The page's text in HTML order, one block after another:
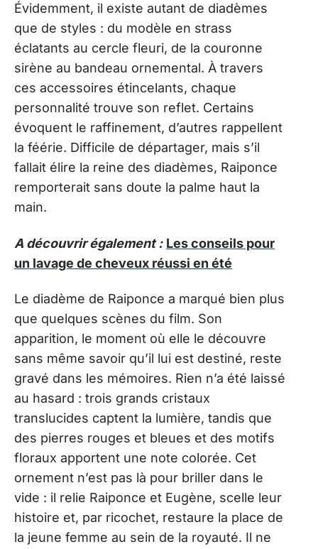
Évidemment, il existe autant de diadèmes
que de styles : du modèle en strass
éclatants au cercle fleuri, de la couronne
sirène au bandeau ornemental. À travers
ces accessoires étincelants, chaque
personnalité trouve son reflet. Certains
évoquent le raffinement, d’autres rappellent
la féérie. Difficile de départager, mais s’il
fallait élire la reine des diadèmes, Raiponce
remporterait sans doute la palme haut la
main.
A découvrir également : Les conseils pour
un lavage de cheveux réussi en été
Le diadème de Raiponce a marqué bien plus
que quelques scènes du film. Son
apparition, le moment où elle le découvre
sans même savoir qu’il lui est destiné, reste
gravé dans les mémoires. Rien n’a été laissé
au hasard : trois grands cristaux
translucides captent la lumière, tandis que
des pierres rouges et bleues et des motifs
floraux apportent une note colorée. Cet
ornement n’est pas là pour briller dans le
vide : il relie Raiponce et Eugène, scelle leur
histoire et, par ricochet, restaure la place de
la jeune femme au sein de la royauté. Il ne